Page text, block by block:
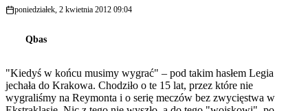
poniedziałek, 2 kwietnia 2012 09:04
Qbas
"Kiedyś w końcu musimy wygrać" – pod takim hasłem Legia
jechała do Krakowa. Chodziło o te 15 lat, przez które nie
wygraliśmy na Reymonta i o serię meczów bez zwycięstwa w